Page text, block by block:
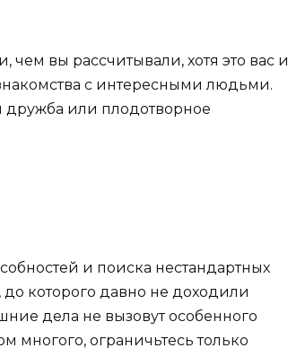
вы рассчитывали, хотя это вас и
с интересными людьми.
дружба или плодотворное
и поиска нестандартных
которого давно не доходили
дела не вызовут особенного
многого, ограничьтесь только